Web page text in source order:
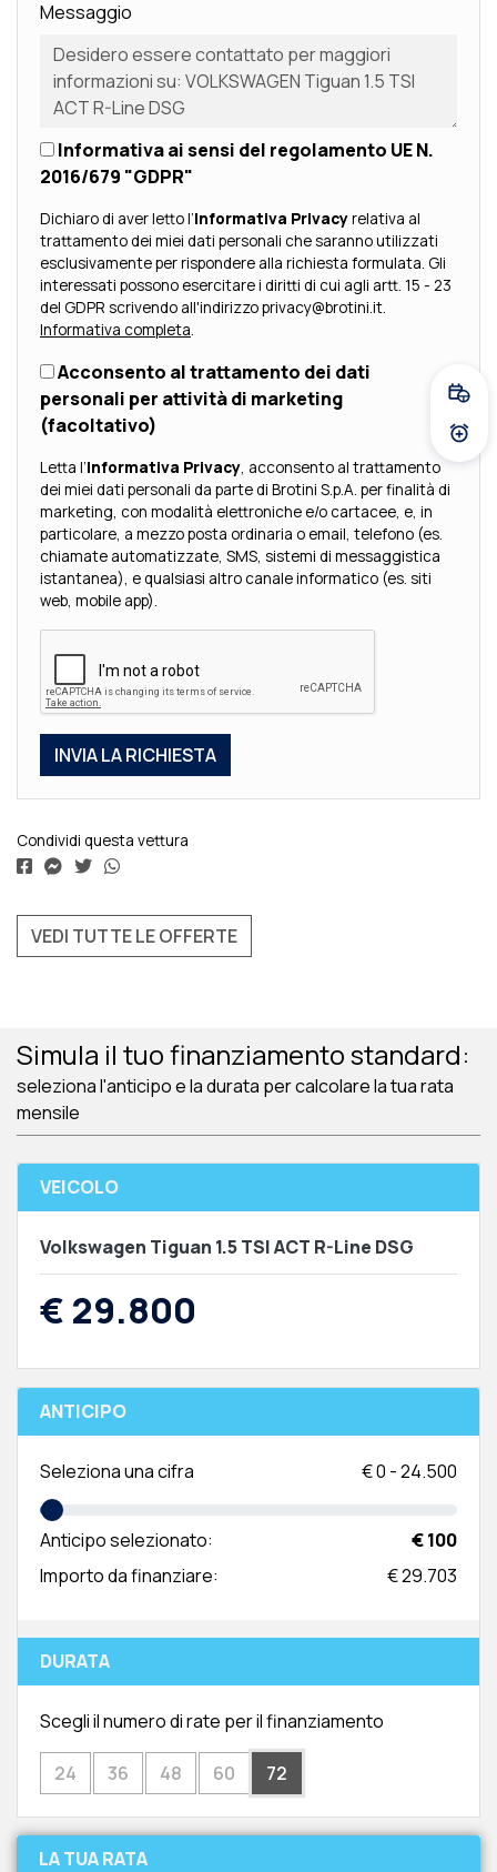
Messaggio
Informativa ai sensi del regolamento UE N.
2016/679 "GDPR"
Dichiaro di aver letto l’Informativa Privacyrelativa al
trattamento dei miei dati personali che saranno utilizzati
esclusivamente per rispondere alla richiesta formulata. Gli
interessati possono esercitare i diritti di cui agli artt. 15 - 23
del GDPR scrivendo all'indirizzo privacy@brotini.it.
Informativa completa.
Acconsento al trattamento dei dati
personali per attività di marketing
(facoltativo)
Letta l’Informativa Privacy, acconsento al trattamento
dei miei dati personali da parte di Brotini S.p.A. per finalità di
marketing, con modalità elettroniche e/o cartacee, e, in
particolare, a mezzo posta ordinaria o email, telefono (es.
chiamate automatizzate, SMS, sistemi di messaggistica
istantanea), e qualsiasi altro canale informatico (es. siti
web, mobile app).
Condividi questa vettura
VEDI TUTTE LE OFFERTE
Simula il tuo finanziamento standard:
seleziona l'anticipo e la durata per calcolare la tua rata
mensile
VEICOLO
Volkswagen Tiguan 1.5 TSI ACT R-Line DSG
€ 29.800
ANTICIPO
Seleziona una cifra €0 -24.500
Anticipo selezionato:
€ 100
Importo da finanziare:
€ 29.703
DURATA
Scegli il numero di rate per il finanziamento
24 36 48 60 72
LA TUA RATA